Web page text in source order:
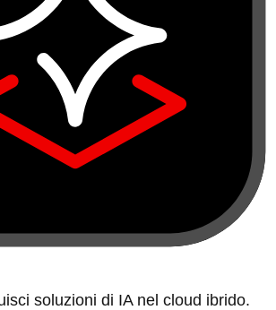
soluzioni di IA nel cloud ibrido.